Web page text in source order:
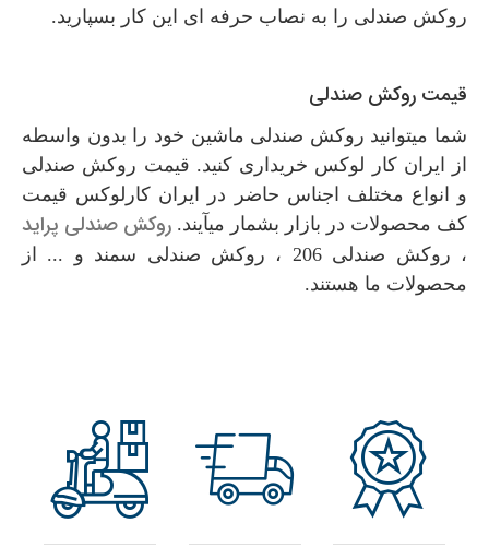
روکش صندلی را به نصاب حرفه ای این کار بسپارید.
قیمت روکش صندلی
شما میتوانید روکش صندلی ماشین خود را بدون واسطه
از ایران کار لوکس خریداری کنید. قیمت روکش صندلی
و انواع مختلف اجناس حاضر در ایران کارلوکس قیمت
کف محصولات در بازار بشمار میآیند. روکش صندلی پراید
، روکش صندلی 206 ، روکش صندلی سمند و ... از
محصولات ما هستند.